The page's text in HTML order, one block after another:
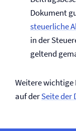
Dokument
steuerliche
in der
geltend
Weitere wichtige
auf derSeite der